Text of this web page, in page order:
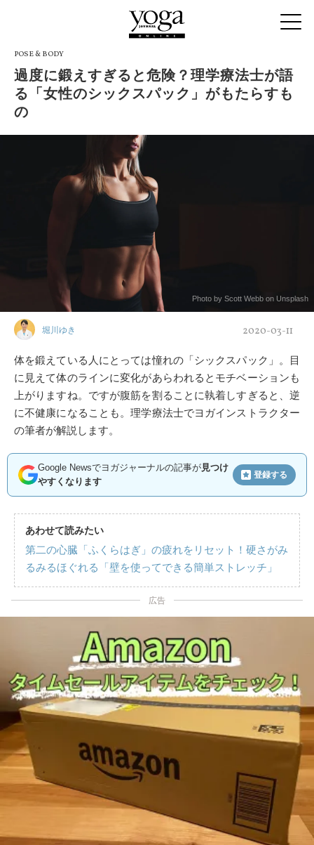
POSE & BODY
過度に鍛えすぎると危険？理学療法士が語
る「女性のシックスパック」がもたらすも
の
Photo by Scott Webb on Unsplash
堀川ゆき 2020-03-11
体を鍛えている人にとっては憧れの「シックスパック」。目
に見えて体のラインに変化があらわれるとモチベーションも
上がりますね。ですが腹筋を割ることに執着しすぎると、逆
に不健康になることも。理学療法士でヨガインストラクター
の筆者が解説します。
Google Newsでヨガジャーナルの記事が見つけ
やすくなります
登録する
あわせて読みたい
第二の心臓「ふくらはぎ」の疲れをリセット！硬さがみ
るみるほぐれる「壁を使ってできる簡単ストレッチ」
広告